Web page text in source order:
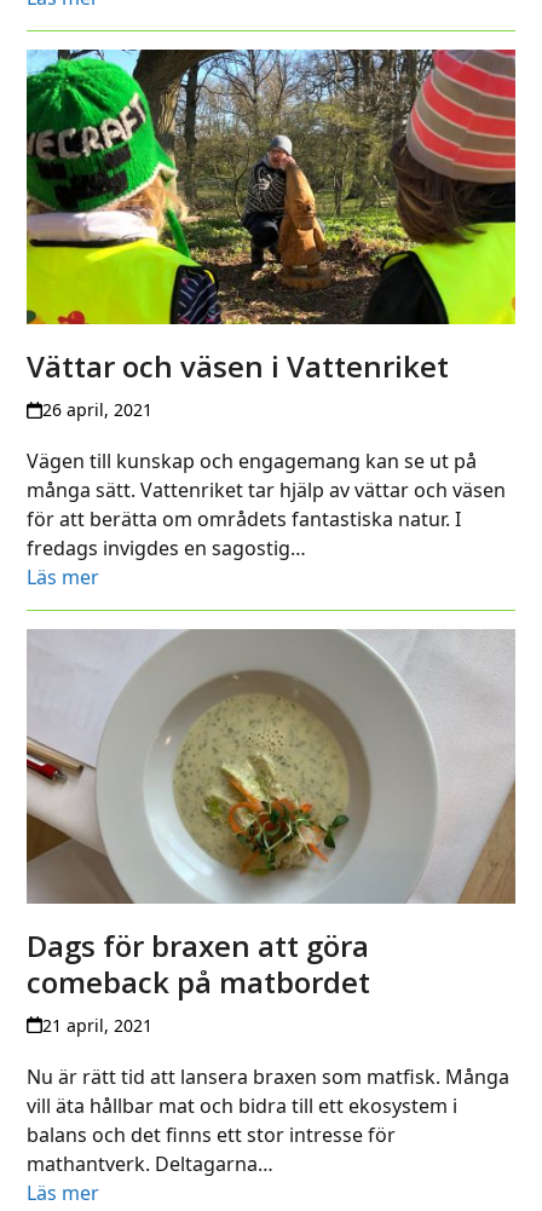
Vättar och väsen i Vattenriket
26 april, 2021
Vägen till kunskap och engagemang kan se ut på
många sätt. Vattenriket tar hjälp av vättar och väsen
för att berätta om områdets fantastiska natur. I
fredags invigdes en sagostig…
Läs mer
Dags för braxen att göra
comeback på matbordet
21 april, 2021
Nu är rätt tid att lansera braxen som matfisk. Många
vill äta hållbar mat och bidra till ett ekosystem i
balans och det finns ett stor intresse för
mathantverk. Deltagarna…
Läs mer